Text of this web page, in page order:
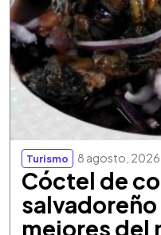
Turismo 8 agosto, 2026
Cóctel de
salvadoreño
mejores del